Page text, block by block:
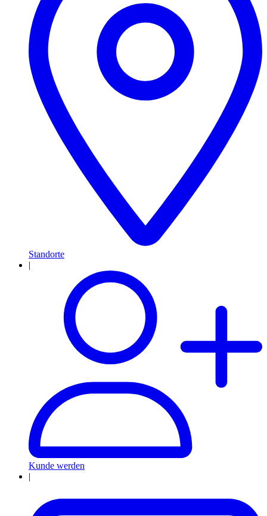
Standorte
Kunde werden
|